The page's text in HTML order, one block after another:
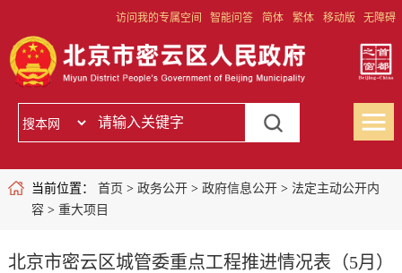
访问我的专属空间 智能问答 简体 繁体 移动版 无障碍
当前位置： 首页 > 政务公开> 政府信息公开> 法定主动公开内
容> 重大项目
北京市密云区城管委重点工程推进情况表（5月）